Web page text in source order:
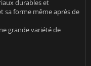
durables et
sa forme même après de
grande variété de